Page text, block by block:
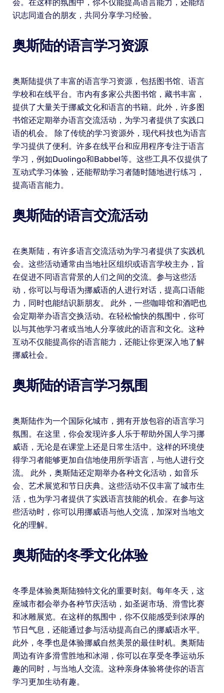
会。在这样的氛围中，你不仅能提高语言能力，还能结
识志同道合的朋友，共同分享学习经验。
奥斯陆的语言学习资源
奥斯陆提供了丰富的语言学习资源，包括图书馆、语言
学校和在线平台。市内有多家公共图书馆，藏书丰富，
提供了大量关于挪威文化和语言的书籍。此外，许多图
书馆还定期举办语言交流活动，为学习者提供了实践口
语的机会。 除了传统的学习资源外，现代科技也为语言
学习提供了便利。许多在线平台和应用程序专注于语言
学习，例如Duolingo和Babbel等。这些工具不仅提供了
互动式学习体验，还能帮助学习者随时随地进行练习，
提高语言能力。
奥斯陆的语言交流活动
在奥斯陆，有许多语言交流活动为学习者提供了实践机
会。这些活动通常由当地社区组织或语言学校主办，旨
在促进不同语言背景的人们之间的交流。参与这些活
动，你可以与母语为挪威语的人进行对话，提高口语能
力，同时也能结识新朋友。 此外，一些咖啡馆和酒吧也
会定期举办语言交换活动。在轻松愉快的氛围中，你可
以与其他学习者或当地人分享彼此的语言和文化。这种
互动不仅能提高你的语言能力，还能让你更深入地了解
挪威社会。
奥斯陆的语言学习氛围
奥斯陆作为一个国际化城市，拥有开放包容的语言学习
氛围。在这里，你会发现许多人乐于帮助外国人学习挪
威语，无论是在课堂上还是日常生活中。这样的环境使
得学习者能够更加自信地使用所学语言，与他人进行交
流。 此外，奥斯陆还定期举办各种文化活动，如音乐
会、艺术展览和节日庆典。这些活动不仅丰富了城市生
活，也为学习者提供了实践语言技能的机会。在参与这
些活动时，你可以用挪威语与他人交流，加深对当地文
化的理解。
奥斯陆的冬季文化体验
冬季是体验奥斯陆独特文化的重要时刻。每年冬天，这
座城市都会举办各种节庆活动，如圣诞市场、滑雪比赛
和冰雕展览。在这样的氛围中，你不仅能感受到浓厚的
节日气息，还能通过参与活动提高自己的挪威语水平。
此外，冬季也是体验挪威自然美景的最佳时机。奥斯陆
周边有许多滑雪胜地和冰湖，你可以在享受冬季运动乐
趣的同时，与当地人交流。这种亲身体验将使你的语言
学习更加生动有趣。